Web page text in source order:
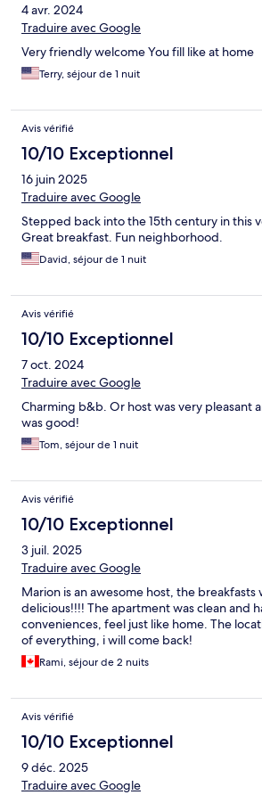
4 avr. 2024
Traduire avec Google
Very friendly welcome You fill like at home
Terry, séjour de 1 nuit
Avis vérifié
10/10 Exceptionnel
16 juin 2025
Traduire avec Google
Stepped back into the 15th century in this
Great breakfast. Fun neighborhood.
David, séjour de 1 nuit
Avis vérifié
10/10 Exceptionnel
7 oct. 2024
Traduire avec Google
Charming b&b. Or host was very pleasant
was good!
Tom, séjour de 1 nuit
Avis vérifié
10/10 Exceptionnel
3 juil. 2025
Traduire avec Google
Marion is an awesome host, the
delicious!!!! The apartment was clean and
conveniences, feel just like home. The
of everything, i will come back!
Rami, séjour de 2 nuits
Avis vérifié
10/10 Exceptionnel
9 déc. 2025
Traduire avec Google